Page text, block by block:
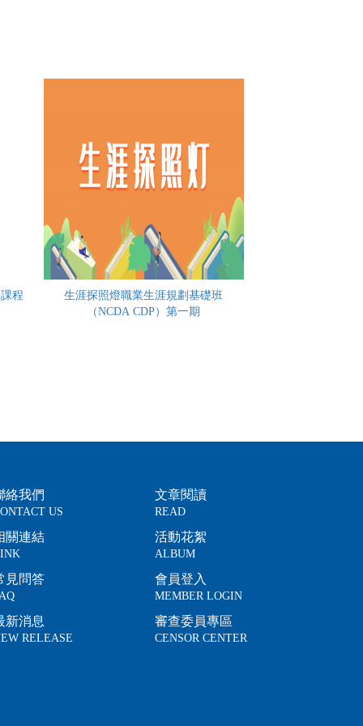
程
生涯探照燈職業生涯規劃基礎班
（NCDA CDP）第一期
絡我們
US
關連結
見問答
新消息
RELEASE
文章閱讀
READ
活動花絮
ALBUM
會員登入
MEMBER LOGIN
審查委員專區
CENSOR CENTER